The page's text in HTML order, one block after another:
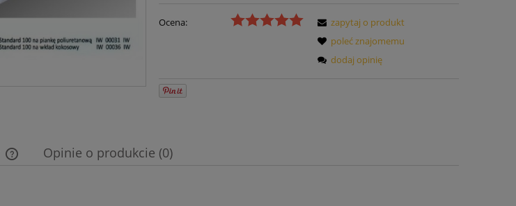
Ocena:
zapytaj o produkt
poleć znajomemu
dodaj opinię
Opinie o produkcie (0)